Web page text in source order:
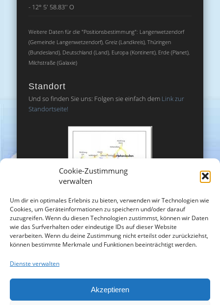
Cookie-Zustimmung
verwalten
Um dir ein optimales Erlebnis zu bieten, verwenden wir Technologien wie
Cookies, um Geräteinformationen zu speichern und/oder darauf
zuzugreifen. Wenn du diesen Technologien zustimmst, können wir Daten
wie das Surfverhalten oder eindeutige IDs auf dieser Website
verarbeiten. Wenn du deine Zustimmung nicht erteilst oder zurückziehst,
können bestimmte Merkmale und Funktionen beeinträchtigt werden.
Dienste verwalten
Akzeptieren
- 12° 5' 58.83'' O
Weitere Daten für die "Positionsbestimmung": Langenwetzendorf
(Gemeinde Langenwetzendorf), Greiz (Landkreis), Thüringen
(Bundesland), Deutschland (Land), Europa (Kontinent), Erde (Planet),
Milchstraße (Galaxie)
Standort
Und so finden Sie uns: Folgen sie einfach dem Link zur
Standortseite!